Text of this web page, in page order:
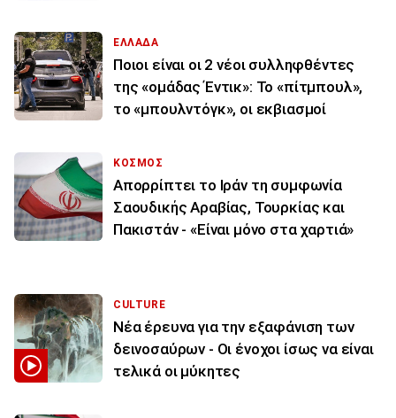
ΕΛΛΑΔΑ
Ποιοι είναι οι 2 νέοι συλληφθέντες
της «ομάδας Έντικ»: Το «πίτμπουλ»,
το «μπουλντόγκ», οι εκβιασμοί
ΚΟΣΜΟΣ
Απορρίπτει το Ιράν τη συμφωνία
Σαουδικής Αραβίας, Τουρκίας και
Πακιστάν - «Είναι μόνο στα χαρτιά»
CULTURE
Νέα έρευνα για την εξαφάνιση των
δεινοσαύρων - Οι ένοχοι ίσως να είναι
τελικά οι μύκητες